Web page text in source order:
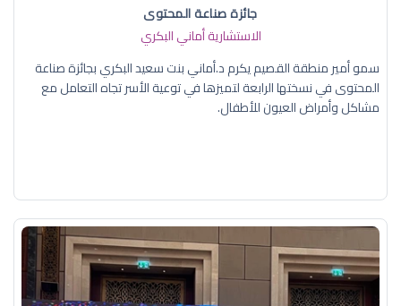
جائزة صناعة المحتوى
الاستشارية أماني البكري
سمو أمير منطقة القصيم يكرم د.أماني بنت سعيد البكري بجائزة صناعة
المحتوى في نسختها الرابعة لتميزها في توعية الأسر تجاه التعامل مع
مشاكل وأمراض العيون للأطفال.